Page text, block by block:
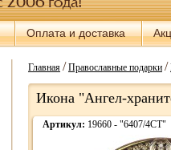
Оплата и доставка
Главная/Православные подарки/
Икона "Ангел-
Артикул: 19660 - "6407/4CT"